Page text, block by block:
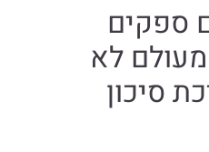
ספקים
לא
סיכון